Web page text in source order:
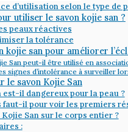
d’utilisation selon le type de
utiliser le savon kojie san ?
peaux réactives
la tolérance
kojie san pour améliorer
San peut-il être utilisé en
signes d’intolérance à surveiller
le savon Kojie San
est-il dangereux pour la peau ?
faut-il pour voir les premiers
San sur le corps entier ?
: